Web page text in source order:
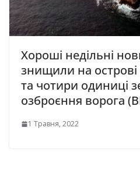
Хороші недільні
знищили на острові
та чотири одиниці
озброєння ворога
1 Травня, 2022